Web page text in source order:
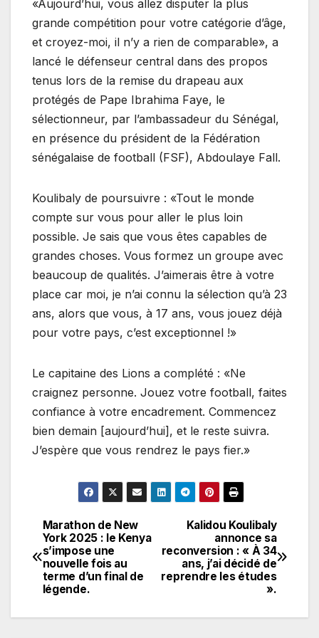
«Aujourd’hui, vous allez disputer la plus
grande compétition pour votre catégorie d’âge,
et croyez-moi, il n’y a rien de comparable», a
lancé le défenseur central dans des propos
tenus lors de la remise du drapeau aux
protégés de Pape Ibrahima Faye, le
sélectionneur, par l’ambassadeur du Sénégal,
en présence du président de la Fédération
sénégalaise de football (FSF), Abdoulaye Fall.
Koulibaly de poursuivre : «Tout le monde
compte sur vous pour aller le plus loin
possible. Je sais que vous êtes capables de
grandes choses. Vous formez un groupe avec
beaucoup de qualités. J’aimerais être à votre
place car moi, je n’ai connu la sélection qu’à 23
ans, alors que vous, à 17 ans, vous jouez déjà
pour votre pays, c’est exceptionnel !»
Le capitaine des Lions a complété : «Ne
craignez personne. Jouez votre football, faites
confiance à votre encadrement. Commencez
bien demain [aujourd’hui], et le reste suivra.
J’espère que vous rendrez le pays fier.»
Navigation
de
l’article
Kalidou Koulibaly
annonce sa
reconversion : « À 34
ans, j’ai décidé de
reprendre les études
».
Marathon de New
York 2025 : le Kenya
s’impose une
nouvelle fois au
terme d’un final de
légende.